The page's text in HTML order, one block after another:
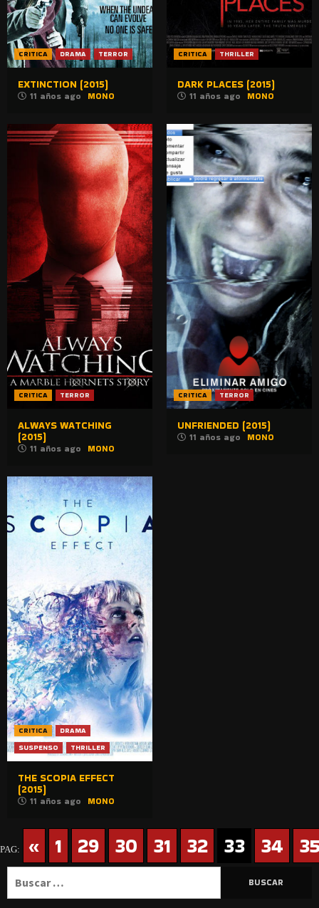
CRITICA DRAMA TERROR
EXTINCTION (2015)
11 años ago MONO
CRITICA THRILLER
DARK PLACES (2015)
11 años ago MONO
CRITICA TERROR
ALWAYS WATCHING
(2015)
11 años ago MONO
CRITICA TERROR
UNFRIENDED (2015)
11 años ago MONO
CRITICA
DRAMA
SUSPENSO
THRILLER
THE SCOPIA EFFECT
(2015)
11 años ago MONO
PAG: « 1 29 30 31 32 33 34